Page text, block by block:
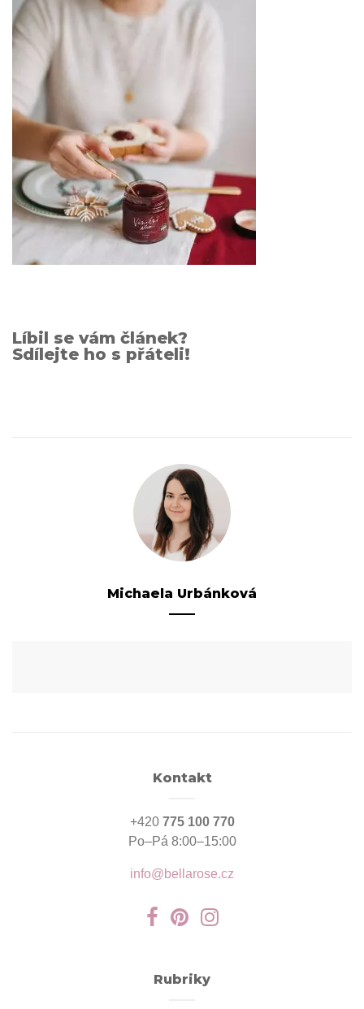
Líbil se vám článek?
Sdílejte ho s přáteli!
Michaela Urbánková
Kontakt
+420 775 100 770
Po–Pá 8:00–15:00
info@bellarose.cz
Rubriky